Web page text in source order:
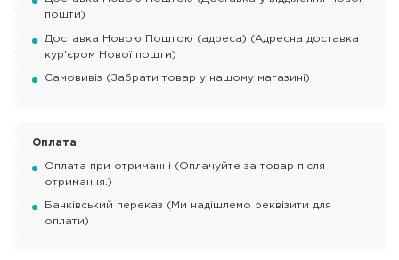
пошти)
Доставка Новою Поштою (адреса) (Адресна доставка
кур'єром Нової пошти)
Самовивіз (Забрати товар у нашому магазині)
Оплата
Оплата при отриманні (Оплачуйте за товар після
отримання.)
Банківський переказ (Ми надішлемо реквізити для
оплати)